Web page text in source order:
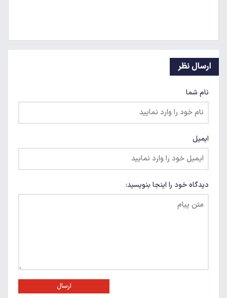
ارسال نظر
نام شما
ایمیل
دیدگاه خود را اینجا بنویسید:
ارسال